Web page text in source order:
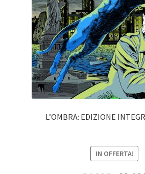
L’OMBRA: EDIZIONE
IN OFFERTA!